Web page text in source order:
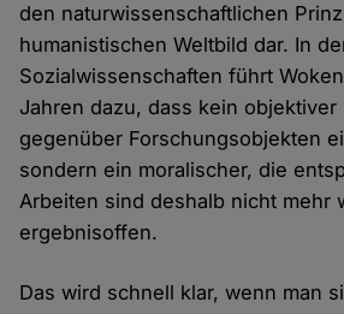
den naturwissenschaftlichen
humanistischen Weltbild dar. In
Sozialwissenschaften führt
Jahren dazu, dass kein objektiver
gegenüber Forschungsobjekten
sondern ein moralischer, die
Arbeiten sind deshalb nicht mehr
ergebnisoffen.
Das wird schnell klar, wenn man